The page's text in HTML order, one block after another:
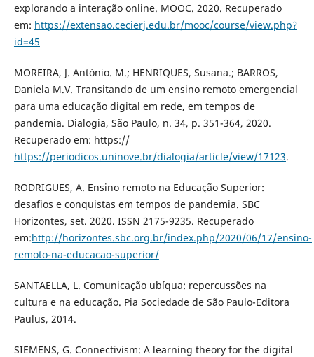
explorando a interação online. MOOC. 2020. Recuperado
em: https://extensao.cecierj.edu.br/mooc/course/view.php?
id=45
MOREIRA, J. António. M.; HENRIQUES, Susana.; BARROS,
Daniela M.V. Transitando de um ensino remoto emergencial
para uma educação digital em rede, em tempos de
pandemia. Dialogia, São Paulo, n. 34, p. 351-364, 2020.
Recuperado em: https://
https://periodicos.uninove.br/dialogia/article/view/17123.
RODRIGUES, A. Ensino remoto na Educação Superior:
desafios e conquistas em tempos de pandemia. SBC
Horizontes, set. 2020. ISSN 2175-9235. Recuperado
em:http://horizontes.sbc.org.br/index.php/2020/06/17/ensino-
remoto-na-educacao-superior/
SANTAELLA, L. Comunicação ubí­qua: repercussões na
cultura e na educação. Pia Sociedade de São Paulo-Editora
Paulus, 2014.
SIEMENS, G. Connectivism: A learning theory for the digital